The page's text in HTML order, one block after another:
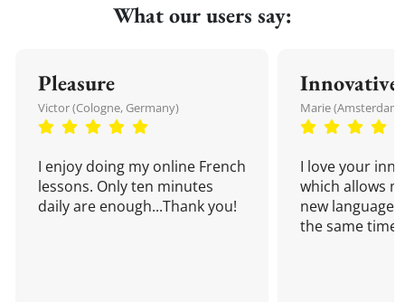
What our users say:
Pleasure
Victor (Cologne, Germany)
I enjoy doing my online French
lessons. Only ten minutes
daily are enough...Thank you!
Innovative
Marie
I love your
which allows
new language
the same time!